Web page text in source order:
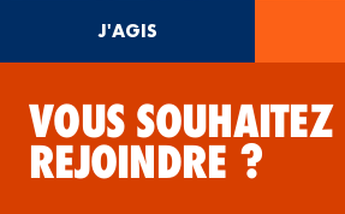
J'AGIS
VOUS
REJOINDRE ?